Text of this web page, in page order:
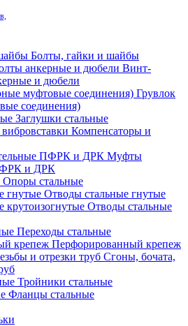
Болты, гайки и шайбы
Винт-
и дюбели
Грувлок
соединения)
Заглушки стальные
Компенсаторы и
Муфты
и ДРК
Опоры стальные
Отводы стальные гнутые
Отводы стальные
Переходы стальные
Перфорированный крепеж
Сгоны, бочата,
Тройники стальные
Фланцы стальные